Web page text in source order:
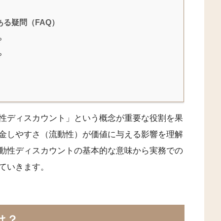
疑問（FAQ）
ディスカウント」という概念が重要な役割を果
しやすさ（流動性）が価値に与える影響を理解
性ディスカウントの基本的な意味から実務での
いきます。